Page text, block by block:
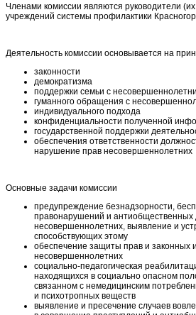
Членами комиссии являются руководители
учреждений системы профилактики
Деятельность комиссии основывается на
законности
демократизма
поддержки семьи с
гуманного обращения с
индивидуального подхода
конфиденциальности полученной
государственной поддержки
обеспечения ответственности
нарушение прав несовершеннолетних
Основные задачи комиссии
предупреждение безнадзорности,
правонарушений и антиобщественных
несовершеннолетних, выявление и
способствующих этому
обеспечение защиты прав и законных
несовершеннолетних
социально-педагогическая
находящихся в социально опасном
связанном с немедицинским
и психотропных веществ
выявление и пресечение случаев